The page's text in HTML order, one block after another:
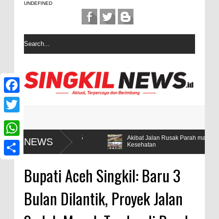
UNDEFINED
NEWS
Hanya 5
Akibat Jalan Rusak Parah masyarakat desa
Kesehatan
Bupati Aceh Singkil: Baru 3
Bulan Dilantik, Proyek Jalan
F
c
e
T
w
W
h